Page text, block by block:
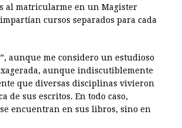
al matricularme en un Magister
cursos separados para cada
aunque me considero un estudioso
aunque indiscutiblemente
que diversas disciplinas vivieron
de sus escritos. En todo caso,
encuentran en sus libros, sino en